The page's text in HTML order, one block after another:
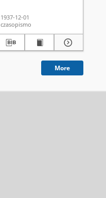
1937-12-01
czasopismo
More